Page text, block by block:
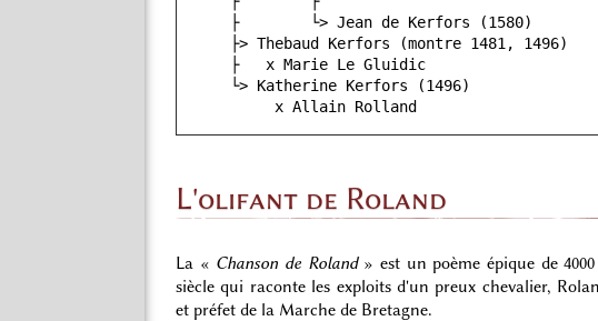
L'olifant de Roland
La « Chanson de Roland» est un poème épique de
siècle qui raconte les exploits d'un preux chevalier,
et préfet de la Marche de Bretagne.